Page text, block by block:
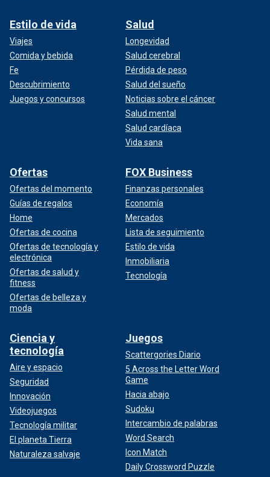
Estilo de vida
Viajes
Comida y bebida
Fe
Descubrimiento
Juegos y concursos
Salud
Longevidad
Salud cerebral
Pérdida de peso
Salud del sueño
Noticias sobre el cáncer
Salud mental
Salud cardíaca
Vida sana
Ofertas
Ofertas del momento
Guías de regalos
Home
Ofertas de cocina
Ofertas de tecnología y
electrónica
Ofertas de salud y
fitness
Ofertas de belleza y
moda
FOX Business
Finanzas personales
Economía
Mercados
Lista de seguimiento
Estilo de vida
Inmobiliaria
Tecnología
Ciencia y
tecnología
Aire y espacio
Seguridad
Innovación
Videojuegos
Tecnología militar
El planeta Tierra
Naturaleza salvaje
Juegos
Scattergories Diario
5 Across the Letter Word
Game
Hacia abajo
Sudoku
Intercambio de palabras
Word Search
Icon Match
Daily Crossword Puzzle